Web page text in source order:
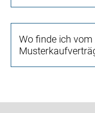
Wo finde ich